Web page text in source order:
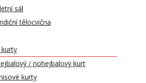
sál
tělocvična
kurty
/ nohejbalový kurt
kurty